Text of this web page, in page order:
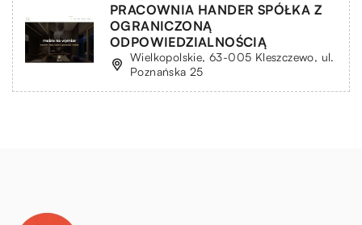
PRACOWNIA HANDER SPÓŁKA Z
OGRANICZONĄ
ODPOWIEDZIALNOŚCIĄ
Wielkopolskie, 63-005 Kleszczewo, ul.
Poznańska 25